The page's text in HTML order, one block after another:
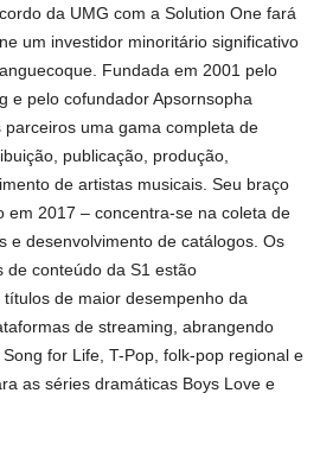
da UMG com a Solution One fará
um investidor minoritário significativo
Fundada em 2001 pelo
e pelo cofundador Apsornsopha
uma gama completa de
publicação, produção,
de artistas musicais. Seu braço
em 2017 – concentra-se na coleta de
e desenvolvimento de catálogos. Os
de conteúdo da S1 estão
de maior desempenho da
de streaming, abrangendo
for Life, T-Pop, folk-pop regional e
as séries dramáticas Boys Love e